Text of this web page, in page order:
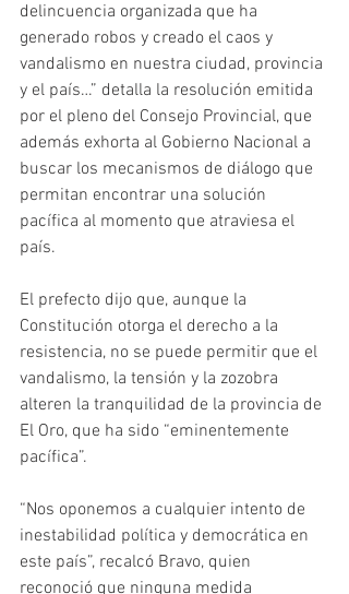
delincuencia organizada que ha
generado robos y creado el caos y
vandalismo en nuestra ciudad, provincia
y el país…” detalla la resolución emitida
por el pleno del Consejo Provincial, que
además exhorta al Gobierno Nacional a
buscar los mecanismos de diálogo que
permitan encontrar una solución
pacífica al momento que atraviesa el
país.
El prefecto dijo que, aunque la
Constitución otorga el derecho a la
resistencia, no se puede permitir que el
vandalismo, la tensión y la zozobra
alteren la tranquilidad de la provincia de
El Oro, que ha sido “eminentemente
pacífica”.
“Nos oponemos a cualquier intento de
inestabilidad política y democrática en
este país”, recalcó Bravo, quien
reconoció que ninguna medida